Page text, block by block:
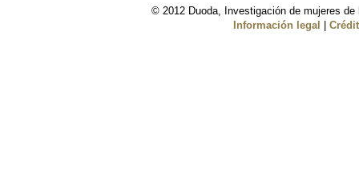
© 2012 Duoda, Investigación de mujeres
Información legal